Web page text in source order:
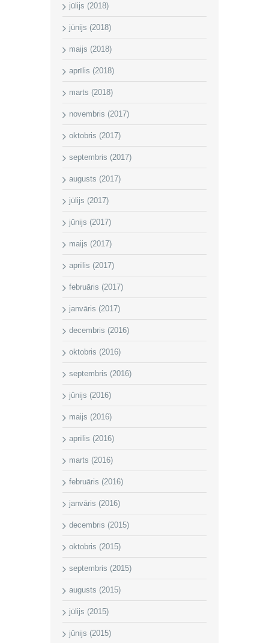
jūlijs (2018)
jūnijs (2018)
maijs (2018)
aprīlis (2018)
marts (2018)
novembris (2017)
oktobris (2017)
septembris (2017)
augusts (2017)
jūlijs (2017)
jūnijs (2017)
maijs (2017)
aprīlis (2017)
februāris (2017)
janvāris (2017)
decembris (2016)
oktobris (2016)
septembris (2016)
jūnijs (2016)
maijs (2016)
aprīlis (2016)
marts (2016)
februāris (2016)
janvāris (2016)
decembris (2015)
oktobris (2015)
septembris (2015)
augusts (2015)
jūlijs (2015)
jūnijs (2015)